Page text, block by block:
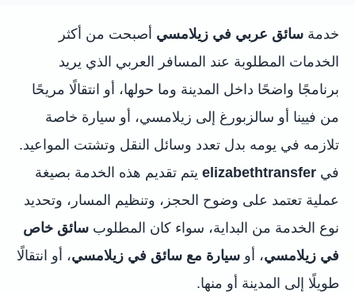
خدمة سائق عربي في زيلامسي أصبحت من أكثر
الخدمات المطلوبة عند المسافر العربي الذي يريد
برنامجًا واضحًا داخل المدينة وما حولها، أو انتقالًا مريحًا
من فيينا أو سالزبورغ إلى زيلامسي، أو سيارة خاصة
تلازمه في يومه بدل تعدد وسائل النقل وتشتت المواعيد.
في elizabethtransfer يتم تقديم هذه الخدمة بصيغة
عملية تعتمد على وضوح الحجز، وتنظيم المسار، وتحديد
نوع الخدمة من البداية، سواء كان المطلوب سائق خاص
في زيلامسي، أو سيارة مع سائق في زيلامسي، أو انتقالًا
طويلًا إلى المدينة أو منها.